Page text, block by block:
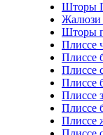
Шторы
Жалюзи
Шторы
Плиссе
Плиссе
Плиссе
Плиссе
Плиссе
Плиссе
Плиссе